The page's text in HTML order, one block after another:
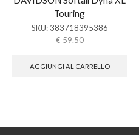
Touring
SKU: 383718395386
€ 59.50
AGGIUNGI AL CARRELLO